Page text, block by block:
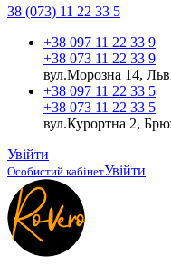
38 (073) 11 22 33 5
+38 097 11 22 33 9
+38 073 11 22 33 9
вул.Морозна 14,
+38 097 11 22 33 5
+38 073 11 22 33 5
вул.Курортна 2,
Увійти
Особистий кабінетУвійти